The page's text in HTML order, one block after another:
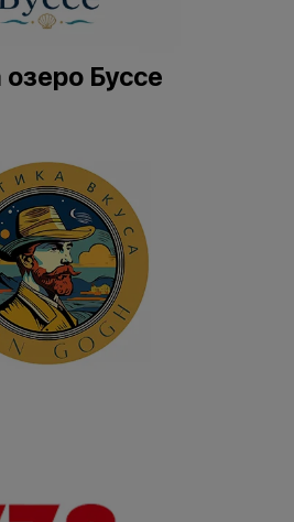
озеро Буссе